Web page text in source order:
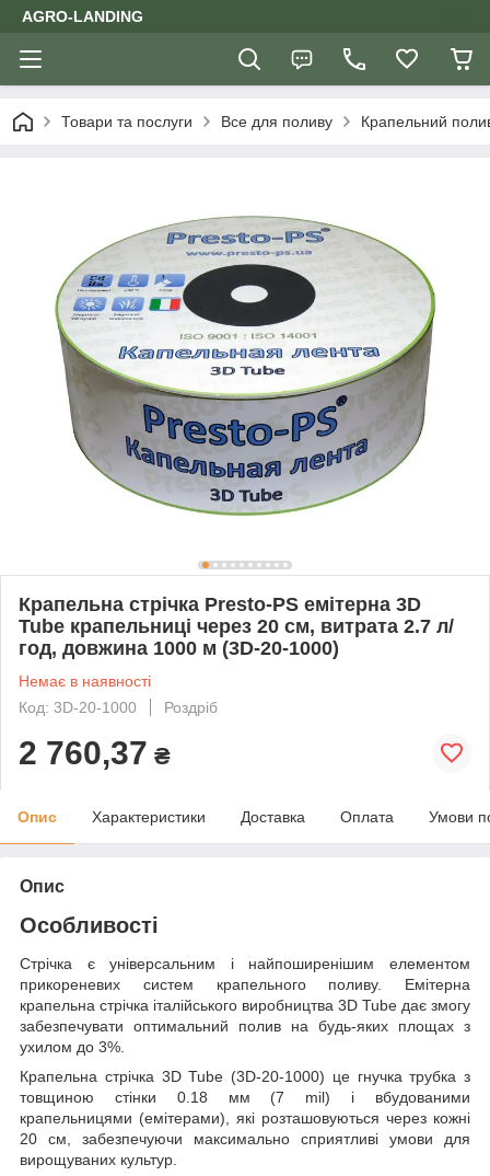
AGRO-LANDING
Товари та послуги Все для поливу Крапельний
Крапельна стрічка Presto-PS емітерна 3D
Tube крапельниці через 20 см, витрата 2.7 л/
год, довжина 1000 м (3D-20-1000)
Немає в наявності
Код: 3D-20-1000
Роздріб
2 760,37 ₴
Опис Характеристики Доставка Оплата Умови
Опис
Особливості
Стрічка є універсальним і найпоширенішим елементом
прикореневих систем крапельного поливу. Емітерна
крапельна стрічка італійського виробництва 3D Tube дає змогу
забезпечувати оптимальний полив на будь-яких площах з
ухилом до 3%.
Крапельна стрічка 3D Tube (3D-20-1000) це гнучка трубка з
товщиною стінки 0.18 мм (7 mil) і вбудованими
крапельницями (емітерами), які розташовуються через кожні
20 см, забезпечуючи максимально сприятливі умови для
вирощуваних культур.